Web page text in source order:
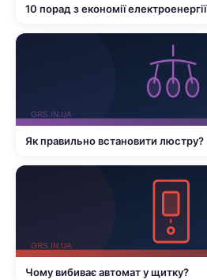
10 порад з економії електроенергії
Як правильно встановити люстру?
Чому вибиває автомат у щитку?